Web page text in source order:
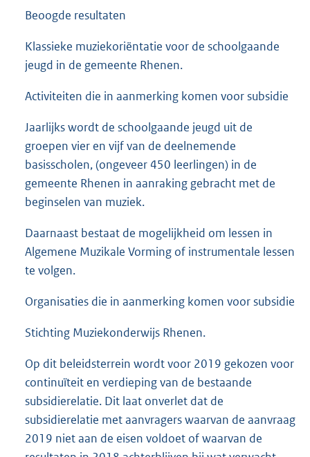
Beoogde resultaten
Klassieke muziekoriëntatie voor de schoolgaande
jeugd in de gemeente Rhenen.
Activiteiten die in aanmerking komen voor subsidie
Jaarlijks wordt de schoolgaande jeugd uit de
groepen vier en vijf van de deelnemende
basisscholen, (ongeveer 450 leerlingen) in de
gemeente Rhenen in aanraking gebracht met de
beginselen van muziek.
Daarnaast bestaat de mogelijkheid om lessen in
Algemene Muzikale Vorming of instrumentale lessen
te volgen.
Organisaties die in aanmerking komen voor subsidie
Stichting Muziekonderwijs Rhenen.
Op dit beleidsterrein wordt voor 2019 gekozen voor
continuïteit en verdieping van de bestaande
subsidierelatie. Dit laat onverlet dat de
subsidierelatie met aanvragers waarvan de aanvraag
2019 niet aan de eisen voldoet of waarvan de